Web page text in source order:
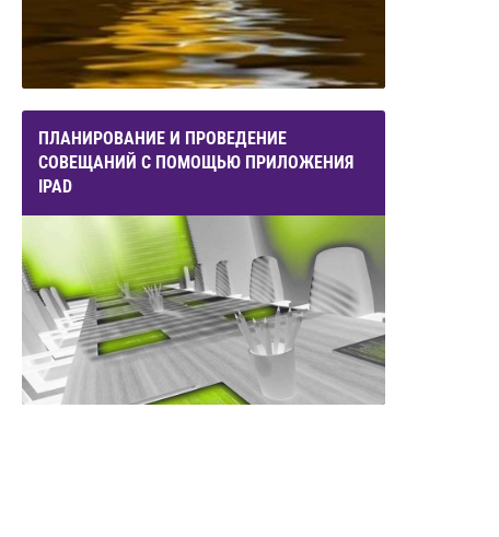
ПЛАНИРОВАНИЕ И ПРОВЕДЕНИЕ
СОВЕЩАНИЙ С ПОМОЩЬЮ ПРИЛОЖЕНИЯ
IPAD